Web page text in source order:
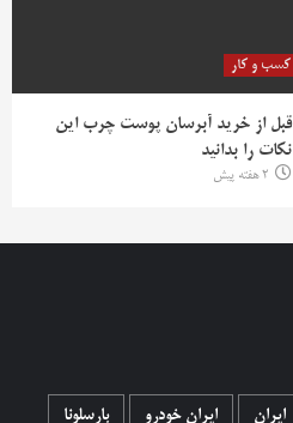
کسب و کار
قبل از خرید آبرسان پوست چرب این
نکات را بدانید
2 هفته پیش
ایران ایران خودرو بارسلونا